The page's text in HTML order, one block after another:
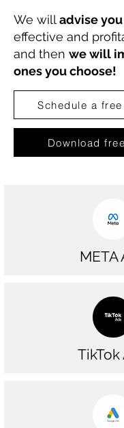
We will advise you
effective and
and then we will
ones you choose!
Schedule a
Download
META
TikTok